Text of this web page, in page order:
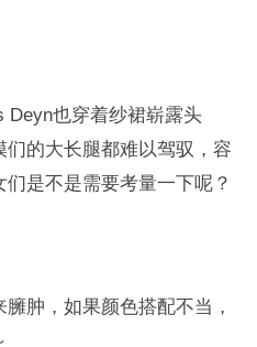
Deyn也穿着纱裙崭露头
的大长腿都难以驾驭，容
是不是需要考量一下呢？
肿，如果颜色搭配不当，